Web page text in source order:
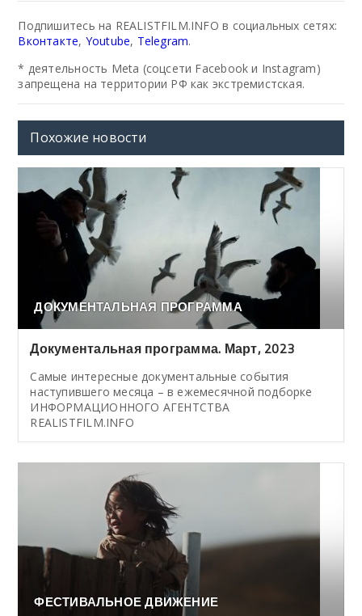
Подпишитесь на REALISTFILM.INFO в социальных сетях:
Вконтакте, Youtube, Telegram.
* деятельность Meta (соцсети Facebook и Instagram)
запрещена на территории РФ как экстремистская.
Похожие новости
ДОКУМЕНТАЛЬНАЯ ПРОГРАММА
Документальная программа. Март, 2023
Cамые интересные документальные события
наступившего месяца – в ежемесячной подборке
ИНФОРМАЦИОННОГО АГЕНТСТВА
REALISTFILM.INFO
ФЕСТИВАЛЬНОЕ ДВИЖЕНИЕ